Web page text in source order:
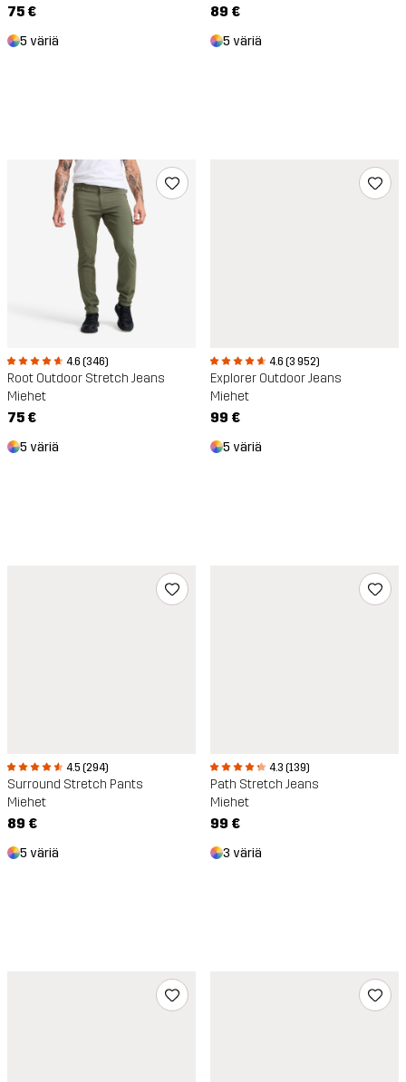
75 €
5 väriä
89 €
5 väriä
4.6 (346)
Root Outdoor Stretch Jeans
Miehet
75 €
5 väriä
4.6 (3 952)
Explorer Outdoor Jeans
Miehet
99 €
5 väriä
4.5 (294)
Surround Stretch Pants
Miehet
89 €
5 väriä
4.3 (139)
Path Stretch Jeans
Miehet
99 €
3 väriä